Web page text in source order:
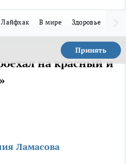
Лайфхак В мире Здоровье
Принять
на красный и
Ламасова